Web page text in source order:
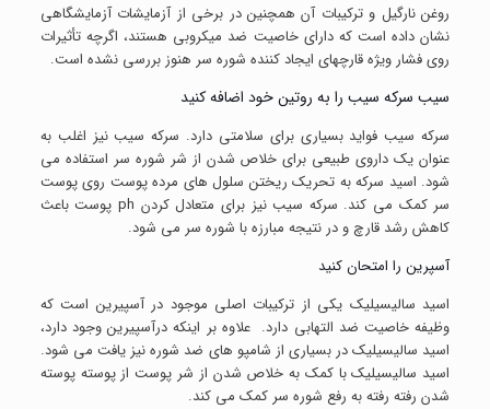
روغن نارگیل و ترکیبات آن همچنین در برخی از آزمایشات آزمایشگاهی
نشان داده است که دارای خاصیت ضد میکروبی هستند، اگرچه تأثیرات
روی فشار ویژه قارچهای ایجاد کننده شوره سر هنوز بررسی نشده است.
سیب سرکه سیب را به روتین خود اضافه کنید
سرکه سیب فواید بسیاری برای سلامتی دارد. سرکه سیب نیز اغلب به
عنوان یک داروی طبیعی برای خلاص شدن از شر شوره سر استفاده می
شود. اسید سرکه به تحریک ریختن سلول های مرده پوست روی پوست
سر کمک می کند. سرکه سیب نیز برای متعادل کردن ph پوست باعث
کاهش رشد قارچ و در نتیجه مبارزه با شوره سر می شود.
آسپرین را امتحان کنید
اسید سالیسیلیک یکی از ترکیبات اصلی موجود در آسپیرین است که
وظیفه خاصیت ضد التهابی دارد. علاوه بر اینکه درآسپیرین وجود دارد،
اسید سالیسیلیک در بسیاری از شامپو های ضد شوره نیز یافت می شود.
اسید سالیسیلیک با کمک به خلاص شدن از شر پوست از پوسته پوسته
شدن رفته رفته به رفع شوره سر کمک می کند.